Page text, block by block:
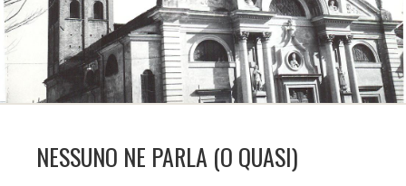
NESSUNO NE PARLA (O QUASI)